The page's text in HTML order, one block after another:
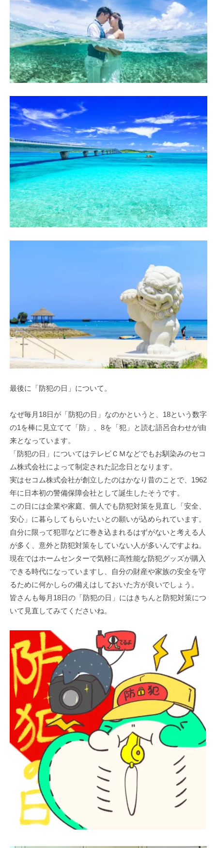
最後に「防犯の日」について。
なぜ毎月18日が「防犯の日」なのかというと、18という数字
の1を棒に見立てて「防」、8を「犯」と読む語呂合わせが由
来となっています。
「防犯の日」についてはテレビＣＭなどでもお馴染みのセコ
ム株式会社によって制定された記念日となります。
実はセコム株式会社が創立したのはかなり昔のことで、1962
年に日本初の警備保障会社として誕生したそうです。
この日には企業や家庭、個人でも防犯対策を見直し「安全、
安心」に暮らしてもらいたいとの願いが込められています。
自分に限って犯罪などに巻き込まれるはずがないと考える人
が多く、意外と防犯対策をしていない人が多いんですよね。
現在ではホームセンターで気軽に高性能な防犯グッズが購入
できる時代になっていますし、自分の財産や家族の安全を守
るために何かしらの備えはしておいた方が良いでしょう。
皆さんも毎月18日の「防犯の日」にはきちんと防犯対策につ
いて見直してみてくださいね。